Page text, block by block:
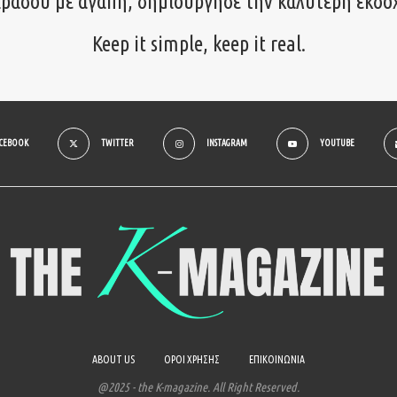
Keep it simple, keep it real.
TWITTER INSTAGRAM YOUTUBE
ABOUT US ΟΡΟΙ ΧΡΗΣΗΣ ΕΠΙΚΟΙΝΩΝΙΑ
@2025 - the K-magazine. All Right Reserved.